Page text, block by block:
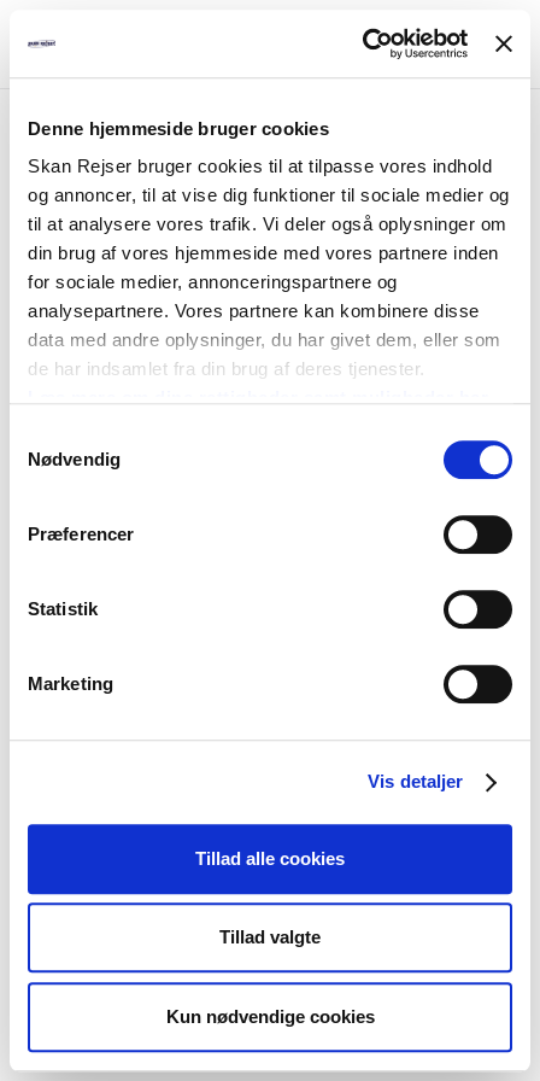
Denne hjemmeside bruger cookies
Skan Rejser bruger cookies til at tilpasse vores indhold
og annoncer, til at vise dig funktioner til sociale medier og
til at analysere vores trafik. Vi deler også oplysninger om
din brug af vores hjemmeside med vores partnere inden
for sociale medier, annonceringspartnere og
analysepartnere. Vores partnere kan kombinere disse
data med andre oplysninger, du har givet dem, eller som
de har indsamlet fra din brug af deres tjenester.
Nødvendig
Præferencer
Statistik
Marketing
Vis detaljer
Tillad alle cookies
Tillad valgte
Kun nødvendige cookies
Fejl
Pakken kan ikke bookes